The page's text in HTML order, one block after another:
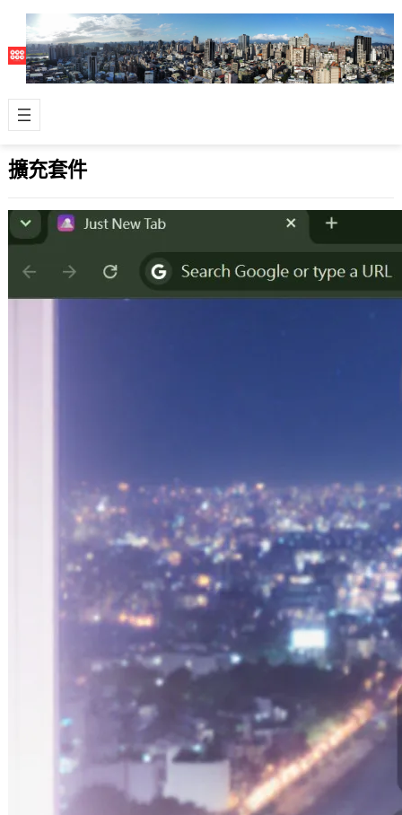
擴充套件
Just a New Tab – 拾光新分頁（隨機桌布
2026 年 6 月 11 日
讓每一次開啟新分頁，都成為一次心靈